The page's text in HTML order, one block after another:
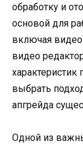
обработку и
основой для
включая
видео
выбрать
апгрейда
Одной из